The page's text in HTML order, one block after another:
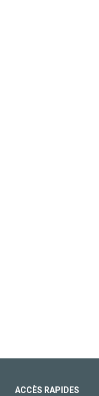
ACCÈS RAPIDES